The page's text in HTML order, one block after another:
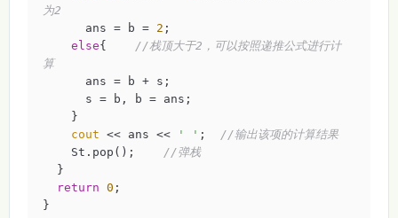
为2
ans = b = 2 ;
else{
//栈顶大于2，可以按照递推公式进行计
算
ans = b + s;
s = b, b = ans;
}
cout << ans << ' ' ;
//输出该项的计算结果
St.pop();
//弹栈
}
return 0 ;
}